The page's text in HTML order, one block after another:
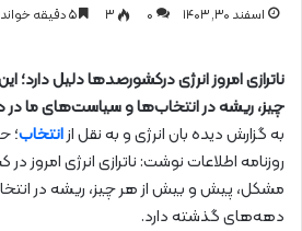
اسفند ۳۰, ۱۴۰۳ 0 ۳
ناترازی امروز انرژی درکشورصدها دلیل
چیز، ریشه در انتخاب‌ها و سیاست‌های ما
به گزارش دیده بان انرژی و به نقل ازانتخاب؛
روزنامه اطلاعات نوشت: ناترازی انرژی امروز
مشکل، پیش و بیش از هر چیز، ریشه در
دهه‌های گذشته دارد.